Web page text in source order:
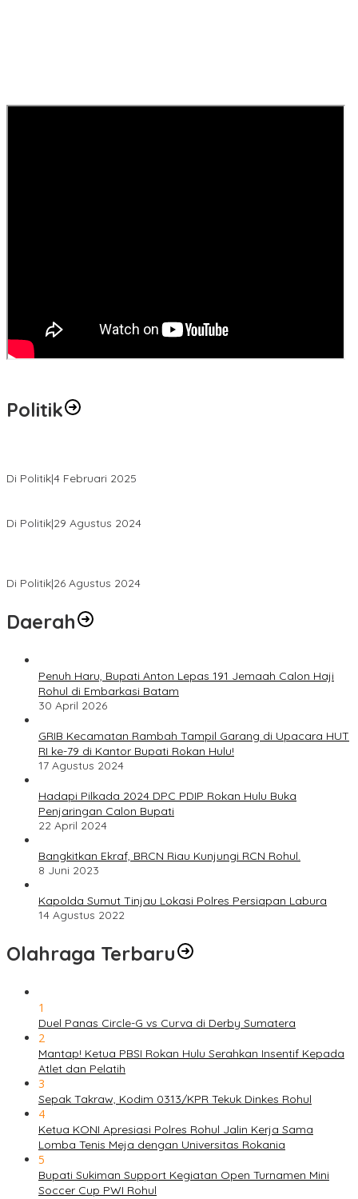
Politik
Di Politik|4 Februari 2025
Di Politik|29 Agustus 2024
Di Politik|26 Agustus 2024
Daerah
Penuh Haru, Bupati Anton Lepas 191 Jemaah Calon Haji
Rohul di Embarkasi Batam
30 April 2026
GRIB Kecamatan Rambah Tampil Garang di Upacara HUT
RI ke-79 di Kantor Bupati Rokan Hulu!
17 Agustus 2024
Hadapi Pilkada 2024 DPC PDIP Rokan Hulu Buka
Penjaringan Calon Bupati
22 April 2024
Bangkitkan Ekraf, BRCN Riau Kunjungi RCN Rohul.
8 Juni 2023
Kapolda Sumut Tinjau Lokasi Polres Persiapan Labura
14 Agustus 2022
Olahraga Terbaru
1
Duel Panas Circle-G vs Curva di Derby Sumatera
2
Mantap! Ketua PBSI Rokan Hulu Serahkan Insentif Kepada
Atlet dan Pelatih
3
Sepak Takraw, Kodim 0313/KPR Tekuk Dinkes Rohul
4
Ketua KONI Apresiasi Polres Rohul Jalin Kerja Sama
Lomba Tenis Meja dengan Universitas Rokania
5
Bupati Sukiman Support Kegiatan Open Turnamen Mini
Soccer Cup PWI Rohul